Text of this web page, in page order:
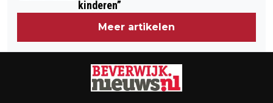
kinderen”
Meer artikelen